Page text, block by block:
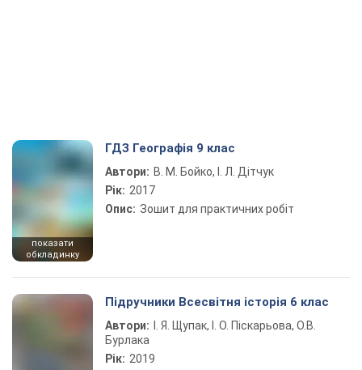
показати
обкладинку
ГДЗ Географія 9 клас
Автори: В. М. Бойко, І. Л. Дітчук
Рік: 2017
Опис: Зошит для практичних робіт
Підручники Всесвітня історія 6 клас
Автори:
І. Я. Щупак, І. О. Піскарьова, О.В.
Бурлака
Рік: 2019